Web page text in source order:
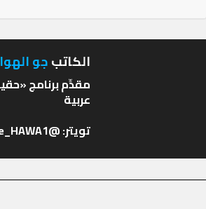
الكاتبجو الهوا
تويتر: @Joe_HAWA1